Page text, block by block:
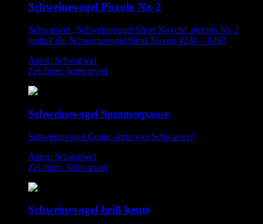
Schweinevogel Piccolo Nr. 2
Schwarwel „Schweinevogel Short Novels“ piccolo Nr. 2
enthält die Schweinevogel Short Novels #240 – #292
Autor: Schwarwel
Zeichner: Schwarwel
Schweinevogel Sommerpause
Schweinevogel Comic-Strip von Schwarwel
Autor: Schwarwel
Zeichner: Schwarwel
Schweinevogel heiß heute